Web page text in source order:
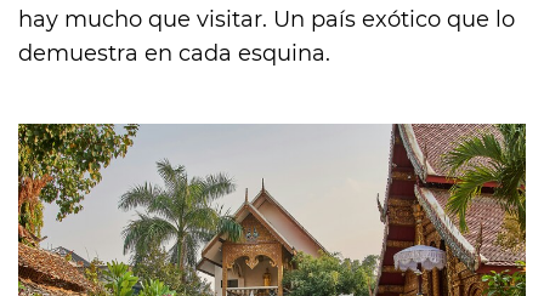
hay mucho que visitar. Un país exótico que lo
demuestra en cada esquina.